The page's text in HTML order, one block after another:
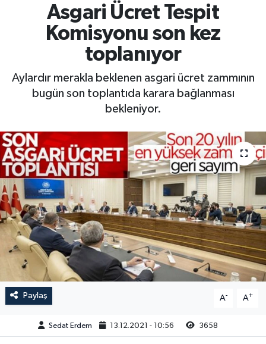
Asgari Ücret Tespit
Komisyonu son kez
toplanıyor
Aylardır merakla beklenen asgari ücret zammının
bugün son toplantıda karara bağlanması
bekleniyor.
Paylaş A- A+
Sedat Erdem 13.12.2021 - 10:56 3658
Süper Lig Puan Durumu ve Fikstür
Tüm Manşetler
Haber Arşivi